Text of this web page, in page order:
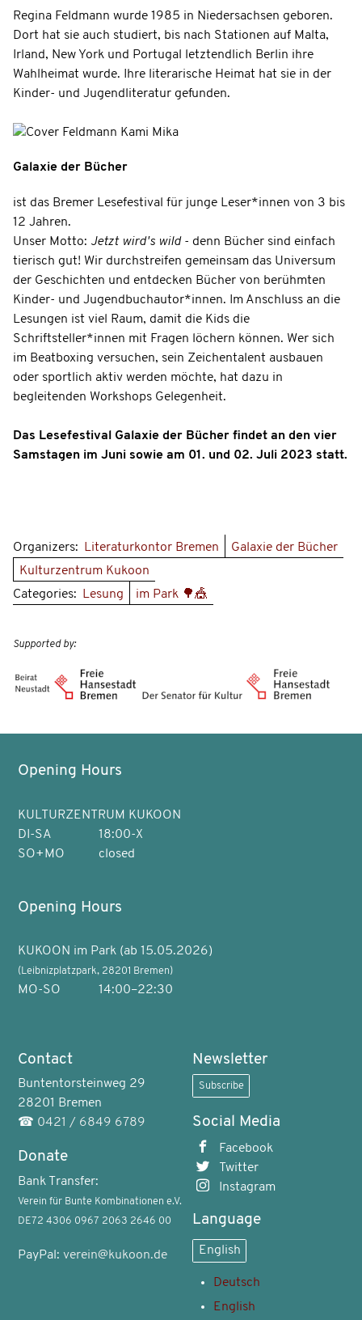
Regina Feldmann wurde 1985 in Niedersachsen geboren.
Dort hat sie auch studiert, bis nach Stationen auf Malta,
Irland, New York und Portugal letztendlich Berlin ihre
Wahlheimat wurde. Ihre literarische Heimat hat sie in der
Kinder- und Jugendliteratur gefunden.
Galaxie der Bücher
ist das Bremer Lesefestival für junge Leser*innen von 3 bis
12 Jahren.
Unser Motto: Jetzt wird's wild - denn Bücher sind einfach
tierisch gut! Wir durchstreifen gemeinsam das Universum
der Geschichten und entdecken Bücher von berühmten
Kinder- und Jugendbuchautor*innen. Im Anschluss an die
Lesungen ist viel Raum, damit die Kids die
Schriftsteller*innen mit Fragen löchern können. Wer sich
im Beatboxing versuchen, sein Zeichentalent ausbauen
oder sportlich aktiv werden möchte, hat dazu in
begleitenden Workshops Gelegenheit.
Das Lesefestival Galaxie der Bücher findet an den vier
Samstagen im Juni sowie am 01. und 02. Juli 2023 statt.
Organizers: Literaturkontor Bremen
Galaxie der Bücher
Kulturzentrum Kukoon
Categories:
Lesung im Park 🌳🎪
Supported by:
Opening Hours
KULTURZENTRUM KUKOON
DI-SA
18:00-X
SO+MO
closed
Opening Hours
KUKOON im Park (ab 15.05.2026)
(Leibnizplatzpark, 28201 Bremen)
MO-SO 14:00–22:30
Contact
Buntentorsteinweg 29
28201 Bremen
☎ 0421 / 6849 6789
Donate
Bank Transfer:
Verein für Bunte Kombinationen e.V.
DE72 4306 0967 2063 2646 00
PayPal:verein@kukoon.de
Newsletter
Subscribe
Social Media
Facebook
Twitter
Instagram
Language
English
Deutsch
English